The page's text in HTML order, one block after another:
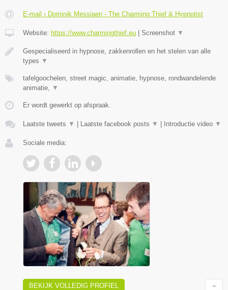
E-mail › Dominik Messiaen - The Charming Thief & Hypnotist
Website: https://www.charmingthief.eu Screenshot ▼
Gespecialiseerd in hypnose, zakkenrollen en het stelen van alle
types ▼
tafelgoochelen, street magic, animatie, hypnose, rondwandelende
animatie, ▼
Er wordt gewerkt op afspraak.
Laatste tweets ▼ Laatste facebook posts ▼ Introductie video ▼
Sociale media:
BEKIJK VOLLEDIG PROFIEL